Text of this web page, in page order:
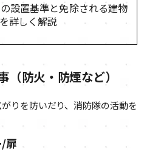
設置基準と免除される建物
詳しく解説
（防火・防煙など）
りを防いだり、消防隊の活動を
扉